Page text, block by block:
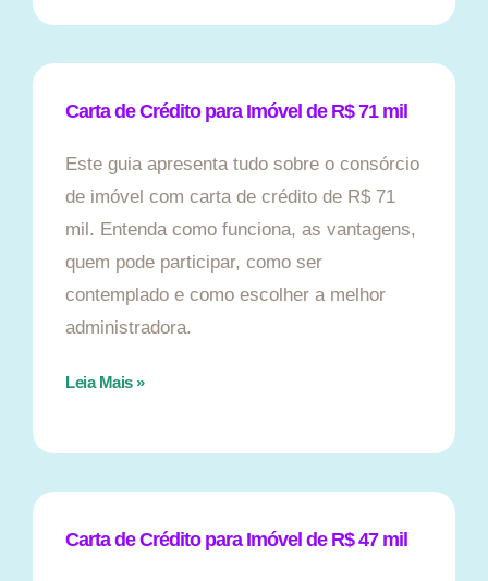
Carta de Crédito para Imóvel de R$ 71 mil
Este guia apresenta tudo sobre o consórcio
de imóvel com carta de crédito de R$ 71
mil. Entenda como funciona, as vantagens,
quem pode participar, como ser
contemplado e como escolher a melhor
administradora.
Leia Mais »
Carta de Crédito para Imóvel de R$ 47 mil